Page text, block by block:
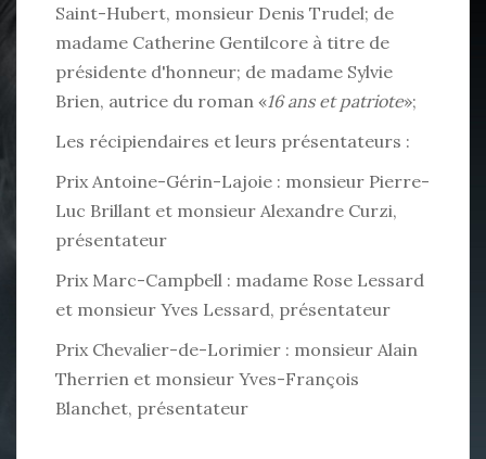
Saint-Hubert, monsieur Denis Trudel; de
madame Catherine Gentilcore à titre de
présidente d'honneur; de madame Sylvie
Brien, autrice du roman «16 ans et patriote»;
Les récipiendaires et leurs présentateurs :
Prix Antoine-Gérin-Lajoie : monsieur Pierre-
Luc Brillant et monsieur Alexandre Curzi,
présentateur
Prix Marc-Campbell : madame Rose Lessard
et monsieur Yves Lessard, présentateur
Prix Chevalier-de-Lorimier : monsieur Alain
Therrien et monsieur Yves-François
Blanchet, présentateur